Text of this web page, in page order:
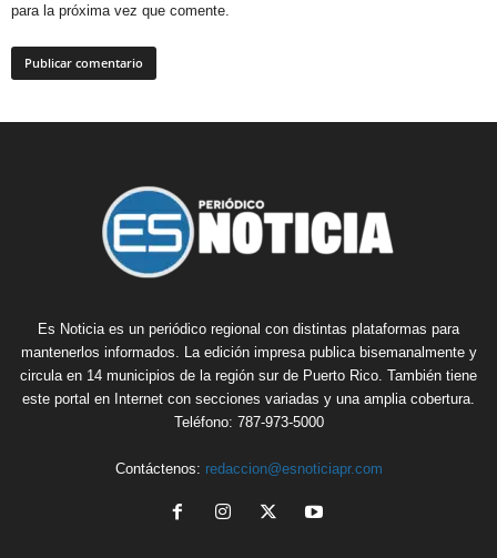
para la próxima vez que comente.
Es Noticia es un periódico regional con distintas plataformas para
mantenerlos informados. La edición impresa publica bisemanalmente y
circula en 14 municipios de la región sur de Puerto Rico. También tiene
este portal en Internet con secciones variadas y una amplia cobertura.
Teléfono: 787-973-5000
Contáctenos: redaccion@esnoticiapr.com